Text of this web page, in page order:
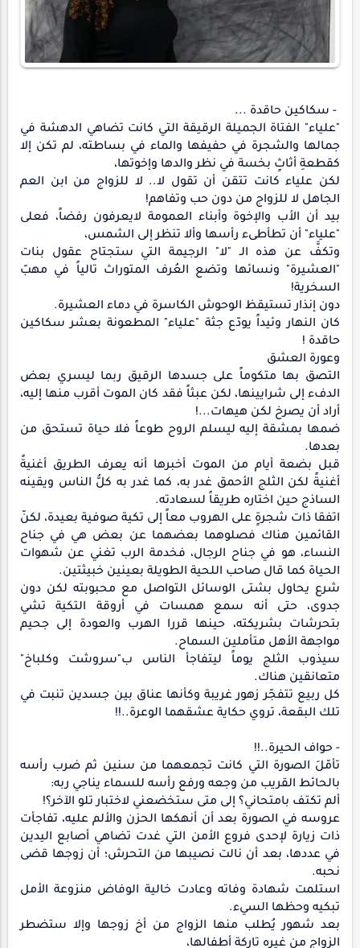
- سكاكين حاقدة ...
"علياء" الفتاة الجميلة الرقيقة التي كانت تضاهي الدهشة في
جمالها والشجرة في حفيفها والماء في بساطته، لم تكن إلا
كقطعةِ أثاثٍ بخسة في نظر والدها وإخوتها،
لكن علياء كانت تتقن أن تقول لا.. لا للزواج من ابن العم
الجاهل لا للزواج من دون حب وتفاهم!
بيد أن الأب والإخوة وأبناء العمومة لايعرفون رفضاً، فعلى
"علياء" أن تطأطىء رأسها وألا تنظر إلى الشمس،
وتكفَّ عن هذه الـ "لا" الرجيمة التي ستجتاح عقول بنات
"العشيرة" ونسائها وتضع العُرف المتوراث تالياً في مهبّ
السخرية!
دون إنذار تستيقظ الوحوش الكاسرة في دماء العشيرة.
كان النهار وئيداً يودّع جثة "علياء" المطعونة بعشر سكاكين
حاقدة !
وعورة العشق
التصق بها متكوماً على جسدها الرقيق ربما ليسري بعض
الدفء إلى شرايينها، لكن عبثاً فقد كان الموت أقرب منها إليه،
أراد أن يصرخ لكن هيهات...!
ضمها بمشقة إليه ليسلم الروح طوعاً فلا حياة تستحق من
بعدها.
قبل بضعة أيام من الموت أخبرها أنه يعرف الطريق أغنيةً
أغنيةً لكن الثلج الأحمق غدر به، كما غدر به كلُّ الناس ويقينه
الساذج حين اختاره طريقاً لسعادته.
اتفقا ذات شجرةٍ على الهروب معاً إلى تكية صوفية بعيدة، لكنّ
القائمين هناك فصلوهما بعضهما عن بعض هي في جناح
النساء، هو في جناح الرجال، فخدمة الرب تغني عن شهوات
الحياة كما قال صاحب اللحية الطويلة بعينين خبيثتين.
شرع يحاول بشتى الوسائل التواصل مع محبوبته لكن دون
جدوى، حتى أنه سمع همسات في أروقة التكية تشي
بتحرشات بشريكته، حينها قررا الهرب والعودة إلى جحيم
مواجهة الأهل متأملين السماح.
سيذوب الثلج يوماً ليتفاجأ الناس ب"سروشت وكلباخ"
متعانقين هناك.
كل ربيع تتفجّر زهور غريبة وكأنها عناق بين جسدين تنبت في
تلك البقعة، تروي حكاية عشقهما الوعرة..!!
- حواف الحيرة..!!
تأمّلَ الصورة التي كانت تجمعهما من سنين ثم ضرب رأسه
بالحائط القريب من وجعه ورفع رأسه للسماء يناجي ربه:
ألم تكتف بامتحاني؟ إلى متى ستخضعني لاختبار تلو الآخر؟!
عروسه في الصورة بعد أن أنهكها الحزن والألم عليه، تفاجأت
ذات زيارة لإحدى فروع الأمن التي غدت تضاهي أصابع اليدين
في عددها، بعد أن نالت نصيبها من التحرش؛ أن زوجها قضى
نحبه.
استلمت شهادة وفاته وعادت خالية الوفاض منزوعة الأمل
تبكيه وحظها السيء.
بعد شهور يُطلب منها الزواج من أخ زوجها وإلا ستضطر
الزواج من غيره تاركة أطفالها،